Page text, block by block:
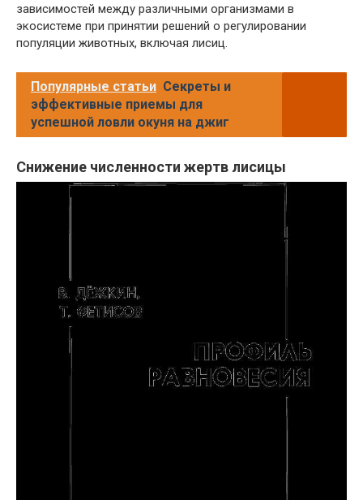
зависимостей между различными организмами в
экосистеме при принятии решений о регулировании
популяции животных, включая лисиц.
Популярные статьи Секреты и
эффективные приемы для
успешной ловли окуня на джиг
Снижение численности жертв лисицы